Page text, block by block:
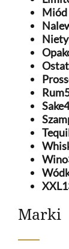
Miód pitny
Nalewki
Rum
Sake4
Wino
XXL
Marki